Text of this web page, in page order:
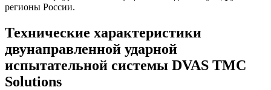
регионы России.
Технические характеристики
двунаправленной ударной
испытательной системы DVAS TMC
Solutions